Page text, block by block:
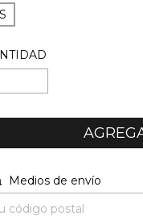
para el CP:
Medios de envío